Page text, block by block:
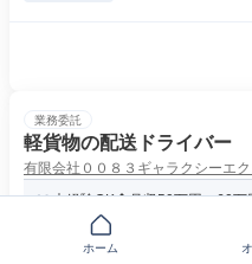
業務委託
軽貨物の配送ドライバー
有限会社００８３ギャラクシーエ
未経験OK◆月収50万円～60
ホーム